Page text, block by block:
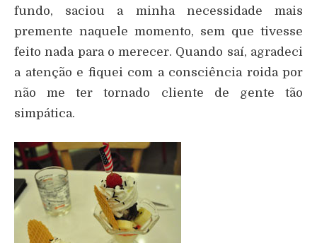
fundo, saciou a minha necessidade mais
premente naquele momento, sem que tivesse
feito nada para o merecer. Quando saí, agradeci
a atenção e fiquei com a consciência roida por
não me ter tornado cliente de gente tão
simpática.